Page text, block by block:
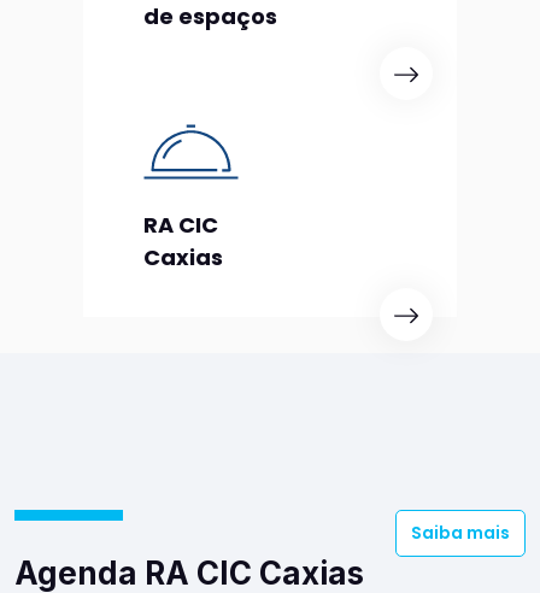
de espaços
RA CIC
Caxias
Agenda RA CIC Caxias
Saiba mais